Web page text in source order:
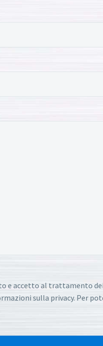
e accetto al trattamento
sulla privacy. Per